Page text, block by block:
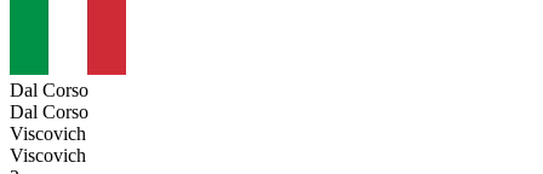
Dal Corso
Dal Corso
Viscovich
Viscovich